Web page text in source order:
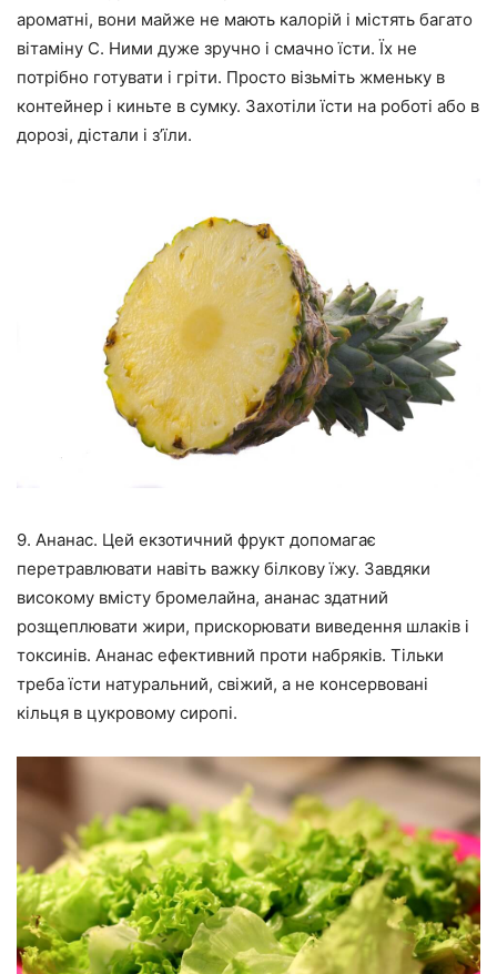
ароматні, вони майже не мають калорій і містять багато
вітаміну С. Ними дуже зручно і смачно їсти. Їх не
потрібно готувати і гріти. Просто візьміть жменьку в
контейнер і киньте в сумку. Захотіли їсти на роботі або в
дорозі, дістали і з’їли.
9. Ананас. Цей екзотичний фрукт допомагає
перетравлювати навіть важку білкову їжу. Завдяки
високому вмісту бромелайна, ананас здатний
розщеплювати жири, прискорювати виведення шлаків і
токсинів. Ананас ефективний проти набряків. Тільки
треба їсти натуральний, свіжий, а не консервовані
кільця в цукровому сиропі.